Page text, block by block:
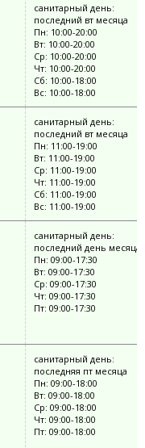
санитарный день:
последний вт месяца
Пн: 10:00-20:00
Вт: 10:00-20:00
Ср: 10:00-20:00
Чт: 10:00-20:00
Сб: 10:00-18:00
Вс: 10:00-18:00
санитарный день:
последний вт месяца
Пн: 11:00-19:00
Вт: 11:00-19:00
Ср: 11:00-19:00
Чт: 11:00-19:00
Сб: 11:00-19:00
Вс: 11:00-19:00
санитарный день:
последний день месяца
Пн: 09:00-17:30
Вт: 09:00-17:30
Ср: 09:00-17:30
Чт: 09:00-17:30
Пт: 09:00-17:30
санитарный день:
последняя пт месяца
Пн: 09:00-18:00
Вт: 09:00-18:00
Ср: 09:00-18:00
Чт: 09:00-18:00
Пт: 09:00-18:00